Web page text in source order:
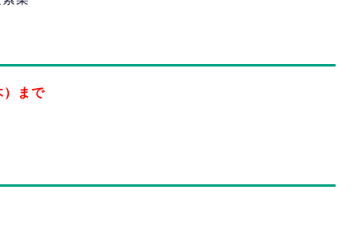
）まで